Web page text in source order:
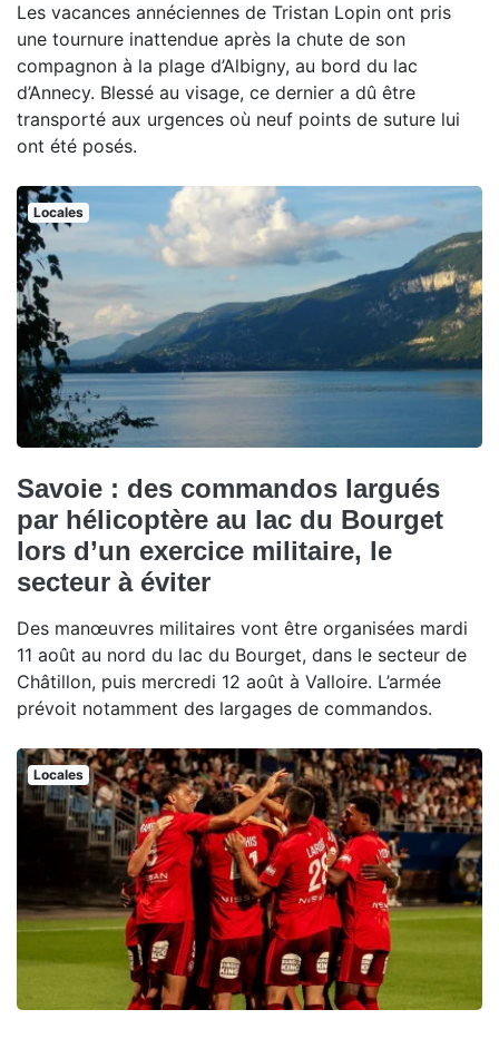
Les vacances annéciennes de Tristan Lopin ont pris
une tournure inattendue après la chute de son
compagnon à la plage d’Albigny, au bord du lac
d’Annecy. Blessé au visage, ce dernier a dû être
transporté aux urgences où neuf points de suture lui
ont été posés.
Locales
Savoie : des commandos largués
par hélicoptère au lac du Bourget
lors d’un exercice militaire, le
secteur à éviter
Des manœuvres militaires vont être organisées mardi
11 août au nord du lac du Bourget, dans le secteur de
Châtillon, puis mercredi 12 août à Valloire. L’armée
prévoit notamment des largages de commandos.
Locales